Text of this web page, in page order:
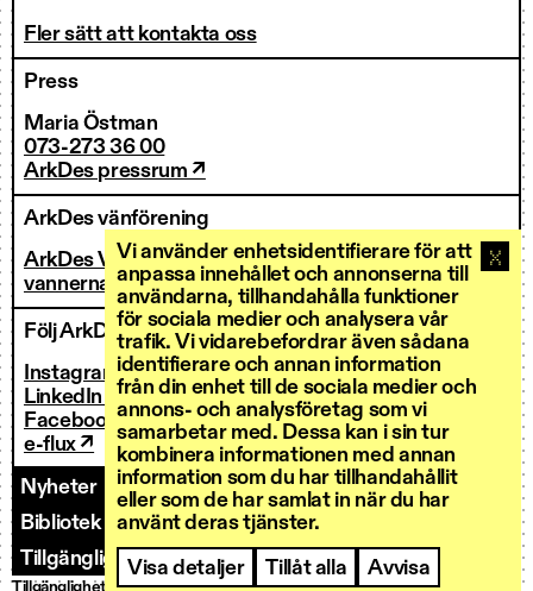
Vi använder enhetsidentifierare för att
anpassa innehållet och annonserna till
användarna, tillhandahålla funktioner
för sociala medier och analysera vår
trafik. Vi vidarebefordrar även sådana
identifierare och annan information
från din enhet till de sociala medier och
annons- och analysföretag som vi
samarbetar med. Dessa kan i sin tur
kombinera informationen med annan
information som du har tillhandahållit
eller som de har samlat in när du har
använt deras tjänster.
Visa detaljer Tillåt alla Avvisa
Fler sätt att kontakta oss
Press
Maria Östman
073-273 36 00
ArkDes pressrum ↗
ArkDes vänförening
ArkDes Vänner
vannerna@arkdes.se
Följ ArkDes
Instagram ↗
LinkedIn ↗
Facebook ↗
e-flux ↗
Nyheter
Kontakt Personal
Fakturering
Bibliotek och forskarservice
Utlysningar
Tillgänglighet